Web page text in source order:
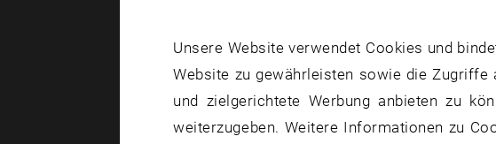
Studienrechtliche
Leitfäden
Unsere Website verwendet Cookies und
Website zu gewährleisten sowie die
und zielgerichtete Werbung anbieten zu
weiterzugeben. Weitere Informationen zu